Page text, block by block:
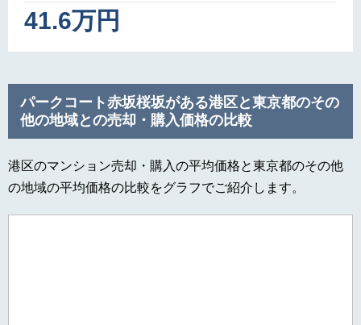
41.6万円
パークコート赤坂桜坂がある港区と東京都のその
他の地域との売却・購入価格の比較
港区のマンション売却・購入の平均価格と東京都のその他
の地域の平均価格の比較をグラフでご紹介します。